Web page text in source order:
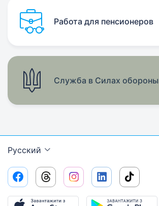
Работа для пенсионеров
Служба в Силах обороны
Русский